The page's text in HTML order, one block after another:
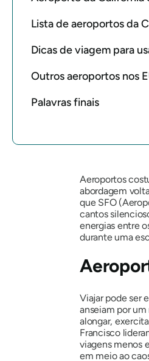
Lista de aeroportos da
Dicas de viagem para
Outros aeroportos nos
Palavras finais
Aeroportos
abordagem
que SFO
cantos
energias entre
durante uma
Viajar pode ser
anseiam por
alongar,
Francisco
viagens menos
em meio ao